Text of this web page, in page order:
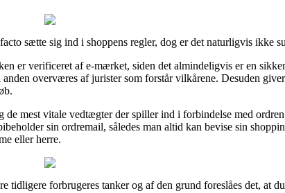
sætte sig ind i shoppens regler, dog er det naturligvis ikke
er verificeret af e-mærket, siden det almindeligvis er en
overværes af jurister som forstår vilkårene. Desuden
mest vitale vedtægter der spiller ind i forbindelse med
sin ordremail, således man altid kan bevise sin
eller herre.
tidligere forbrugeres tanker og af den grund foreslåes det, at